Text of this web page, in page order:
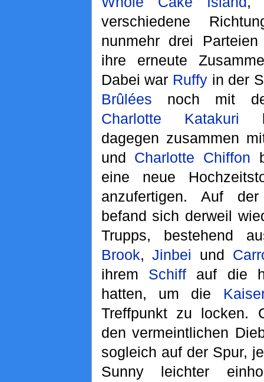
verschiedene
nunmehr drei
ihre erneute
Dabei war Ruffyin der
Brûlées noch mit
Charlotte Katakuri
dagegen zusammen
und Charlotte Chiffon
eine neue
anzufertigen. Auf
befand sich derweil
Trupps, bestehend
Brook,Jinbei und
ihrem Schiffauf die
hatten, um die
Treffpunkt zu locken.
den vermeintlichen
sogleich auf der Spur,
Sunny leichter